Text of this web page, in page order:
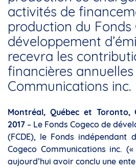
activités de
production du Fonds
développement
recevra les
financières
Communications inc.
Montréal, Québec et Toronto,
2017 – Le Fonds Cogeco de
(FCDE), le Fonds indépendant
Cogeco Communications inc.
aujourd’hui avoir conclu une